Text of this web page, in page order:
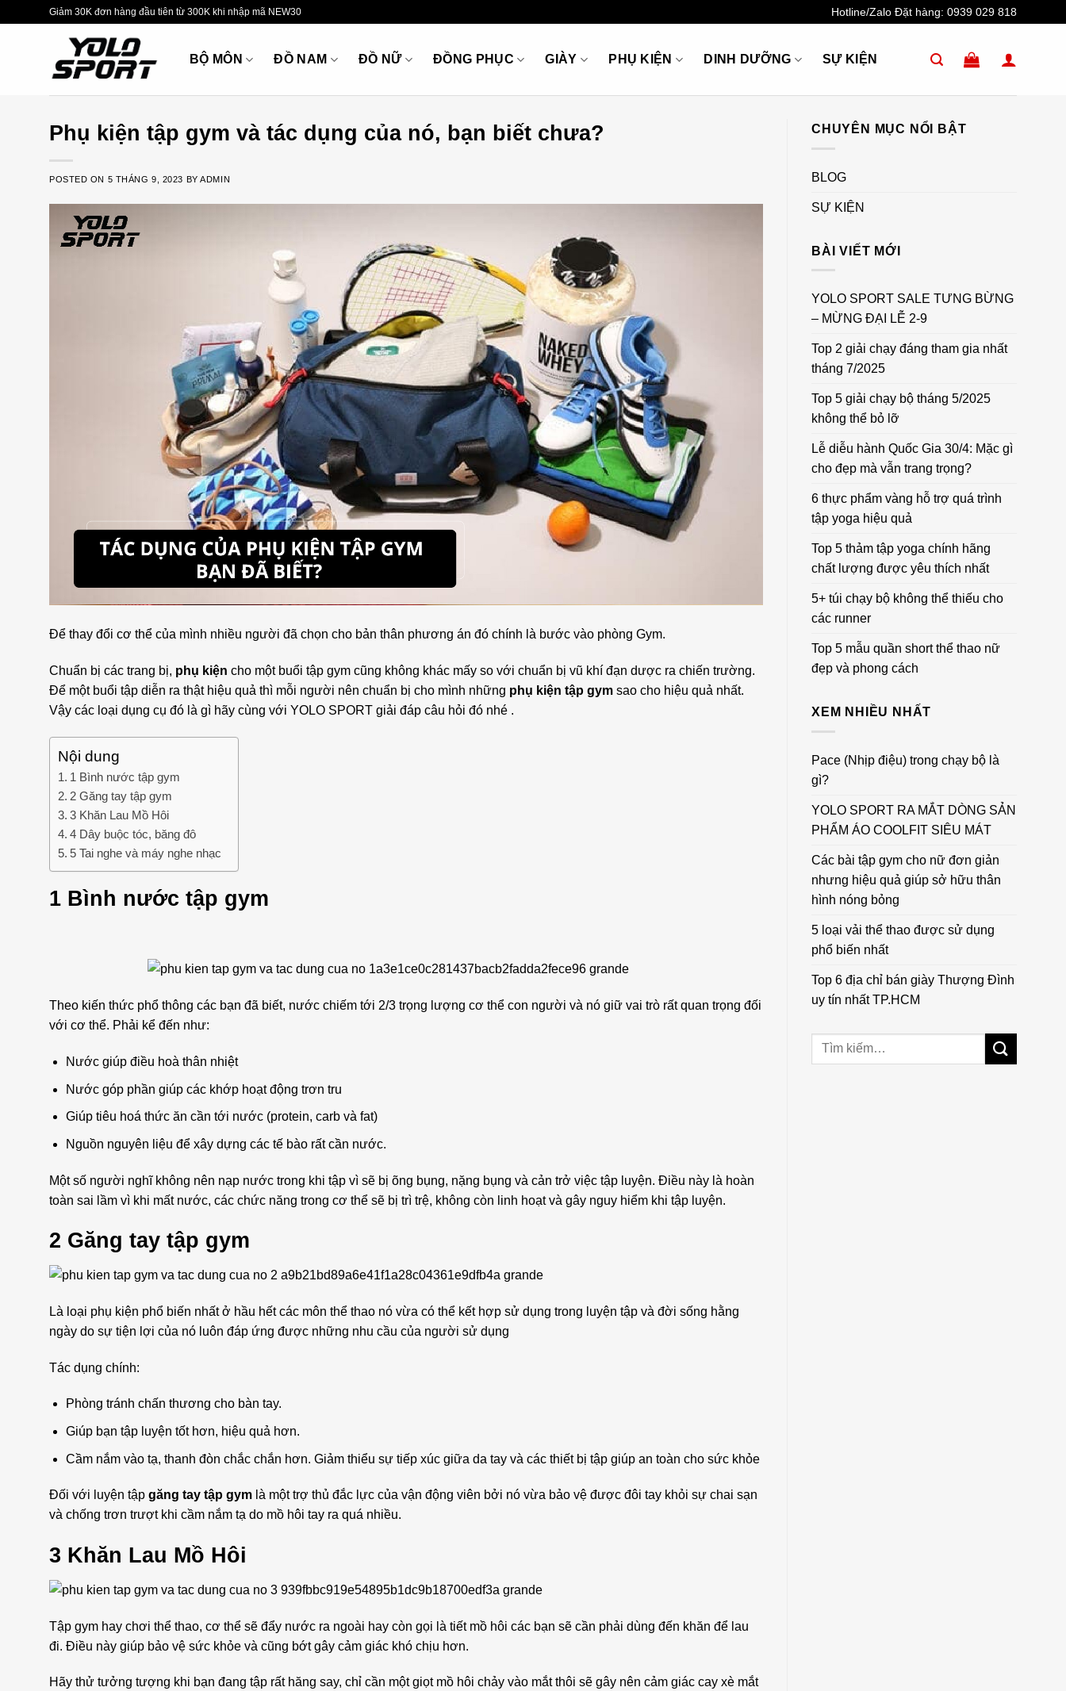
Giảm 30K đơn hàng đầu tiên từ 300K khi nhập mã NEW30 Hotline/Zalo Đặt hàng: 0939 029 818
BỘ MÔN ĐỒ NAM ĐỒ NỮ ĐỒNG PHỤC GIÀY PHỤ KIỆN DINH DƯỠNG SỰ KIỆN
Phụ kiện tập gym và tác dụng của nó, bạn biết chưa?
POSTED ON 5 THÁNG 9, 2023 BYADMIN
Để thay đổi cơ thể của mình nhiều người đã chọn cho bản thân phương án đó chính là bước vào phòng Gym.
Chuẩn bị các trang bị, phụ kiện cho một buổi tập gym cũng không khác mấy so với chuẩn bị vũ khí đạn dược ra chiến trường.
Để một buổi tập diễn ra thật hiệu quả thì mỗi người nên chuẩn bị cho mình những phụ kiện tập gym sao cho hiệu quả nhất.
Vậy các loại dụng cụ đó là gì hãy cùng với YOLO SPORT giải đáp câu hỏi đó nhé .
Nội dung
1 Bình nước tập gym
2 Găng tay tập gym
3 Khăn Lau Mồ Hôi
4 Dây buộc tóc, băng đô
5 Tai nghe và máy nghe nhạc
1 Bình nước tập gym
Theo kiến thức phổ thông các bạn đã biết, nước chiếm tới 2/3 trọng lượng cơ thể con người và nó giữ vai trò rất quan trọng đối
với cơ thể. Phải kể đến như:
Nước giúp điều hoà thân nhiệt
Nước góp phần giúp các khớp hoạt động trơn tru
Giúp tiêu hoá thức ăn cần tới nước (protein, carb và fat)
Nguồn nguyên liệu để xây dựng các tế bào rất cần nước.
Một số người nghĩ không nên nạp nước trong khi tập vì sẽ bị õng bụng, nặng bụng và cản trở việc tập luyện. Điều này là hoàn
toàn sai lầm vì khi mất nước, các chức năng trong cơ thể sẽ bị trì trệ, không còn linh hoạt và gây nguy hiểm khi tập luyện.
2 Găng tay tập gym
Là loại phụ kiện phổ biến nhất ở hầu hết các môn thể thao nó vừa có thể kết hợp sử dụng trong luyện tập và đời sống hằng
ngày do sự tiện lợi của nó luôn đáp ứng được những nhu cầu của người sử dụng
Tác dụng chính:
Phòng tránh chấn thương cho bàn tay.
Giúp bạn tập luyện tốt hơn, hiệu quả hơn.
Cầm nắm vào tạ, thanh đòn chắc chắn hơn. Giảm thiểu sự tiếp xúc giữa da tay và các thiết bị tập giúp an toàn cho sức khỏe
Đối với luyện tập găng tay tập gym là một trợ thủ đắc lực của vận động viên bởi nó vừa bảo vệ được đôi tay khỏi sự chai sạn
và chống trơn trượt khi cầm nắm tạ do mồ hôi tay ra quá nhiều.
3 Khăn Lau Mồ Hôi
Tập gym hay chơi thể thao, cơ thể sẽ đẩy nước ra ngoài hay còn gọi là tiết mồ hôi các bạn sẽ cần phải dùng đến khăn để lau
đi. Điều này giúp bảo vệ sức khỏe và cũng bớt gây cảm giác khó chịu hơn.
Hãy thử tưởng tượng khi bạn đang tập rất hăng say, chỉ cần một giọt mồ hôi chảy vào mắt thôi sẽ gây nên cảm giác cay xè mắt
CHUYÊN MỤC NỔI BẬT
BLOG
SỰ KIỆN
BÀI VIẾT MỚI
YOLO SPORT SALE TƯNG BỪNG
– MỪNG ĐẠI LỄ 2-9
Top 2 giải chạy đáng tham gia nhất
tháng 7/2025
Top 5 giải chạy bộ tháng 5/2025
không thể bỏ lỡ
Lễ diễu hành Quốc Gia 30/4: Mặc gì
cho đẹp mà vẫn trang trọng?
6 thực phẩm vàng hỗ trợ quá trình
tập yoga hiệu quả
Top 5 thảm tập yoga chính hãng
chất lượng được yêu thích nhất
5+ túi chạy bộ không thể thiếu cho
các runner
Top 5 mẫu quần short thể thao nữ
đẹp và phong cách
XEM NHIỀU NHẤT
Pace (Nhịp điệu) trong chạy bộ là
gì?
YOLO SPORT RA MẮT DÒNG SẢN
PHẨM ÁO COOLFIT SIÊU MÁT
Các bài tập gym cho nữ đơn giản
nhưng hiệu quả giúp sở hữu thân
hình nóng bỏng
5 loại vải thể thao được sử dụng
phổ biến nhất
Top 6 địa chỉ bán giày Thượng Đình
uy tín nhất TP.HCM